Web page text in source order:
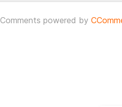
Comments powered by